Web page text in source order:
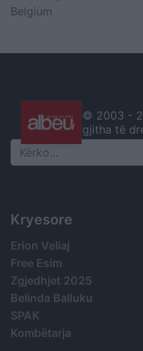
Belgium
© 2003 -
gjitha të
Search
Kryesore
Erion Veliaj
Free Esim
Zgjedhjet 2025
Belinda Balluku
SPAK
Kombëtarja